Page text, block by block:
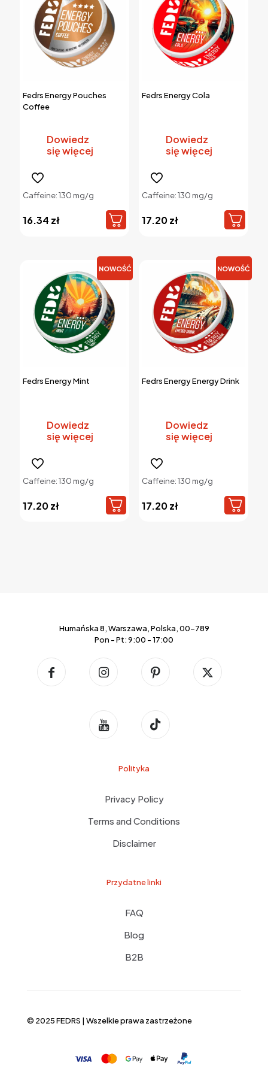
Fedrs Energy Pouches
Coffee
Dowiedz
się więcej
Caffeine: 130 mg/g
16.34 zł
Fedrs Energy Cola
Dowiedz
się więcej
Caffeine: 130 mg/g
17.20zł
NOWOŚĆ
Fedrs Energy Mint
Dowiedz
się więcej
Caffeine: 130 mg/g
17.20zł
NOWOŚĆ
Fedrs Energy Energy Drink
Dowiedz
się więcej
Caffeine: 130 mg/g
17.20zł
Humańska 8, Warszawa, Polska, 00-789
Pon - Pt: 9:00 - 17:00
Polityka
Privacy Policy
Terms and Conditions
Disclaimer
Przydatne linki
FAQ
Blog
B2B
© 2025 FEDRS | Wszelkie prawa zastrzeżone